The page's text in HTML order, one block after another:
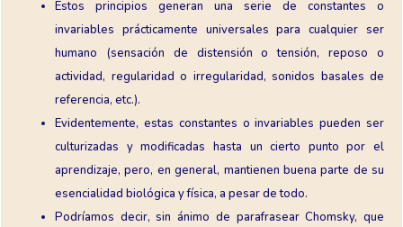
Estos principios generan una serie de constantes o
invariables prácticamente universales para cualquier ser
humano (sensación de distensión o tensión, reposo o
actividad, regularidad o irregularidad, sonidos basales de
referencia, etc.).
Evidentemente, estas constantes o invariables pueden ser
culturizadas y modificadas hasta un cierto punto por el
aprendizaje, pero, en general, mantienen buena parte de su
esencialidad biológica y física, a pesar de todo.
Podríamos decir, sin ánimo de parafrasear Chomsky, que